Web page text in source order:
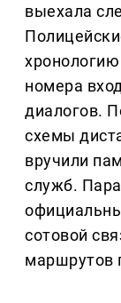
выехала
номера
диалогов.
схемы
вручили
служб.
сотовой
маршрутов